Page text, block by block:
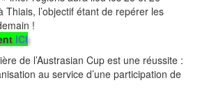
Thiais, l’objectif étant de repérer les
!
ICI
de l’Austrasian Cup est une réussite :
au service d’une participation de